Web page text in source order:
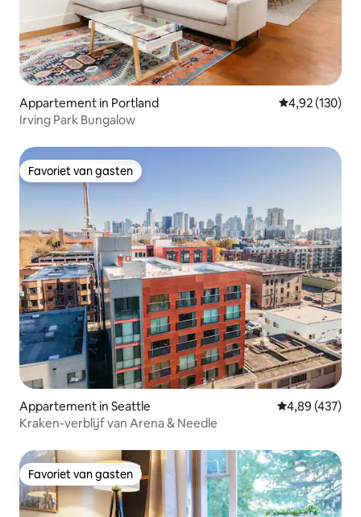
Appartement in Portland Gemiddelde
4,92 (130)
Irving Park Bungalow
Favoriet van gasten
Favoriet van gasten
Appartement in Seattle Gemiddelde
4,89 (437)
Kraken-verblijf van Arena & Needle
Favoriet van gasten
Favoriet van gasten